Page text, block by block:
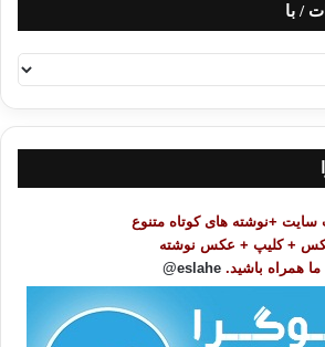
/ با
+نوشته های کوتاه متنوع
+ کلیپ + عکس نوشته
ما همراه باشید. eslahe@